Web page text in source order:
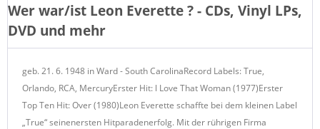
Wer war/ist Leon Everette? - CDs, Vinyl LPs,
DVD und mehr
geb. 21. 6. 1948 in Ward - South CarolinaRecord Labels: True,
Orlando, RCA, MercuryErster Hit: l Love That Woman (1977)Erster
Top Ten Hit: Over (1980)Leon Everette schaffte bei dem kleinen Label
„True“ seinenersten Hitparadenerfolg. Mit der rührigen Firma